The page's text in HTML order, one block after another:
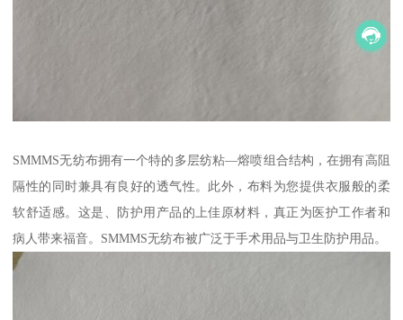
SMMMS无纺布拥有一个特的多层纺粘—熔喷组合结构，在拥有高阻
隔性的同时兼具有良好的透气性。此外，布料为您提供衣服般的柔
软舒适感。这是、防护用产品的上佳原材料，真正为医护工作者和
病人带来福音。SMMMS无纺布被广泛于手术用品与卫生防护用品。